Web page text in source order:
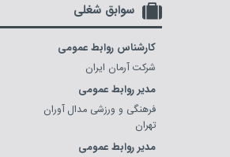
سوابق شغلی
کارشناس روابط عمومی
شرکت آرمان ایران
مدیر روابط عمومی
فرهنگی و ورزشی مدال آوران
تهران
مدیر روابط عمومی